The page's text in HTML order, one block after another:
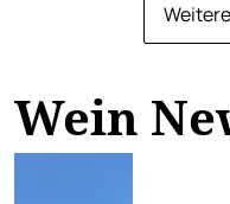
Wein